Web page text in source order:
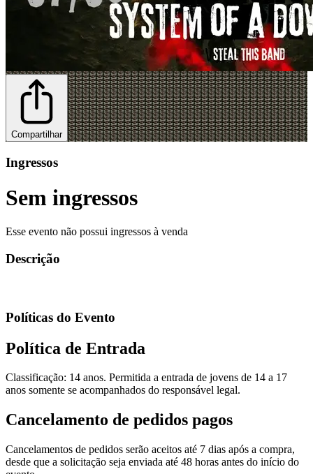
Compartilhar
Ingressos
Sem ingressos
Esse evento não possui ingressos à venda
Descrição
Políticas do Evento
Política de Entrada
Classificação: 14 anos. Permitida a entrada de jovens de 14 a 17
anos somente se acompanhados do responsável legal.
Cancelamento de pedidos pagos
Cancelamentos de pedidos serão aceitos até 7 dias após a compra,
desde que a solicitação seja enviada até 48 horas antes do início do